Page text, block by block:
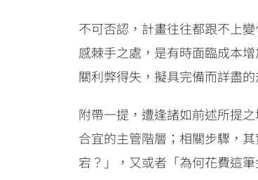
不可否認，計畫往往都跟不上
感棘手之處，是有時面臨成本
關利弊得失，擬具完備而詳盡
附帶一提，遭逢諸如前述所提
合宜的主管階層；相關步驟，
宕？」，又或者「為何花費這